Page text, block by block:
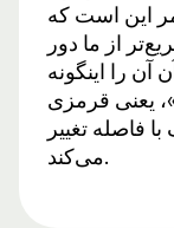
این است که
از ما دور
را اینگونه
یعنی قرمزی
فاصله تغییر
می‌کند.